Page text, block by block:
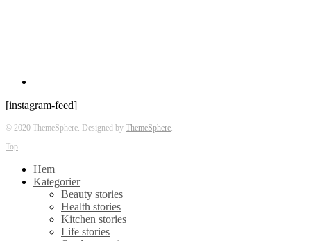
[instagram-feed]
© 2020 ThemeSphere. Designed by ThemeSphere.
Top
Hem
Kategorier
Beauty stories
Health stories
Kitchen stories
Life stories